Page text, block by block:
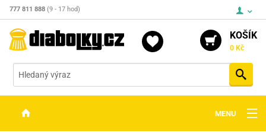
777 811 888 (9 - 17 hod)
KOŠÍK
0 Kč
MENU